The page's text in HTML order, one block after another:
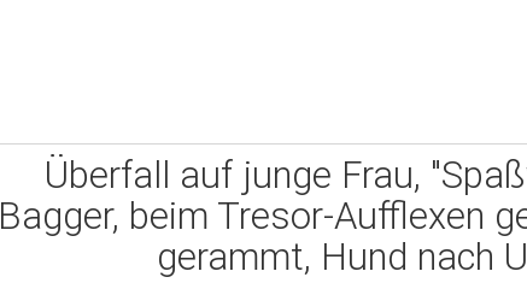
Überfall auf junge Frau,
Bagger, beim Tresor-Aufflexen
gerammt, Hund nach